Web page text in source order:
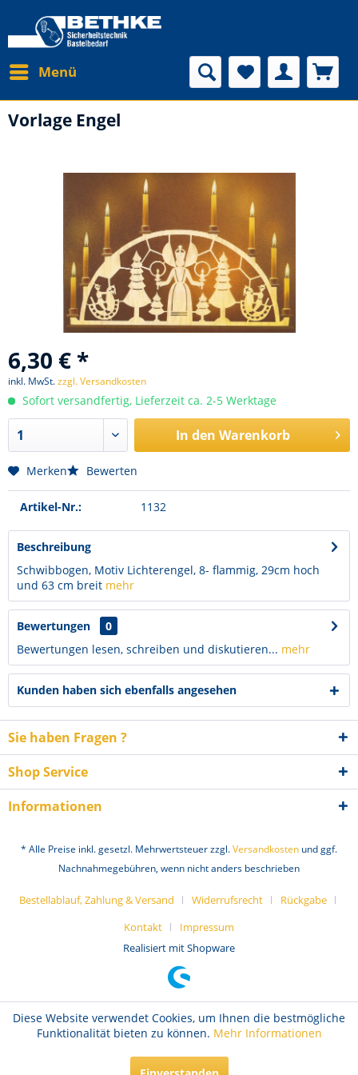
Menü
Vorlage Engel
6,30 € *
inkl. MwSt.zzgl. Versandkosten
Sofort versandfertig, Lieferzeit ca. 2-5 Werktage
In den Warenkorb
Merken Bewerten
Artikel-Nr.: 1132
Beschreibung
Schwibbogen, Motiv Lichterengel, 8- flammig, 29cm hoch
und 63 cm breit mehr
Bewertungen
0
Bewertungen lesen, schreiben und diskutieren... mehr
Kunden haben sich ebenfalls angesehen
Sie haben Fragen ?
Shop Service
Informationen
* Alle Preise inkl. gesetzl. Mehrwertsteuer zzgl.Versandkosten und ggf.
Nachnahmegebühren, wenn nicht anders beschrieben
Bestellablauf, Zahlung & Versand Widerrufsrecht
Rückgabe
Kontakt
Impressum
Realisiert mit Shopware
Diese Website verwendet Cookies, um Ihnen die bestmögliche
Funktionalität bieten zu können. Mehr Informationen